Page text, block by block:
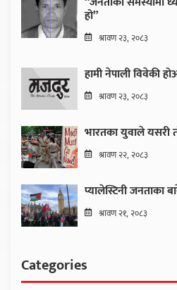
हो”
श्रावण २३, २०८३
हामी नेपाली विवेकी
श्रावण २३, २०८३
भारतका युवाले यसरी
श्रावण २२, २०८३
प्यालेस्टिनी जनताका
श्रावण २१, २०८३
Categories